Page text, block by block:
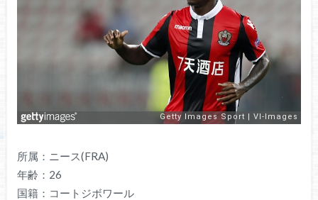
所属：ニース(FRA)
年齢：26
国籍：コートジボワール